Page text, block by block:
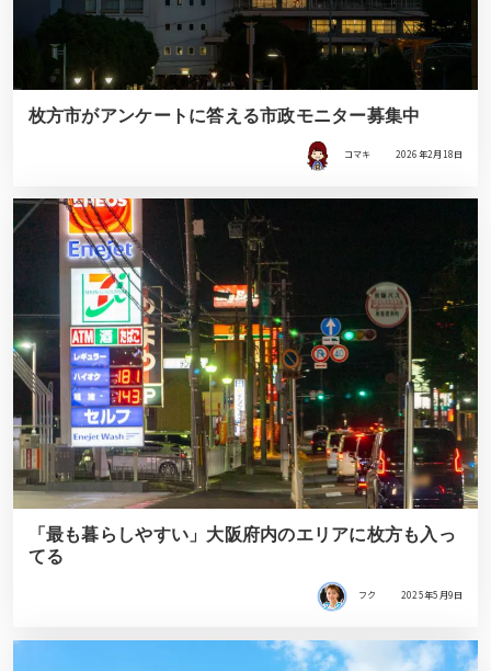
枚方市がアンケートに答える市政モニター募集中
コマキ 2026年2月18日
「最も暮らしやすい」大阪府内のエリアに枚方も入っ
てる
フク 2025年5月9日